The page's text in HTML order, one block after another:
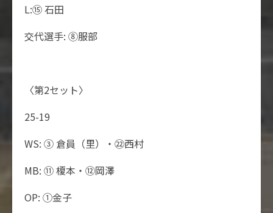
L:⑮ 石田
交代選手: ⑧服部
〈第2セット〉
25-19
WS: ③ 倉員（里）・㉒西村
MB: ⑪ 榎本・⑫岡澤
OP: ①金子